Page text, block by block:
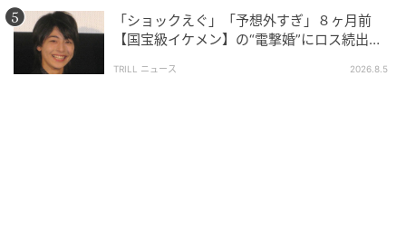
「ショックえぐ」「予想外すぎ」８ヶ月前
【国宝級イケメン】の“電撃婚”にロス続出！
TRILL ニュース 2026.8.5